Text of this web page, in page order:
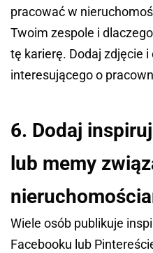
pracować w
Twoim zespole i
tę karierę. Dodaj zdjęcie i
interesującego o
6. Dodaj
lub memy
Wiele osób publikuje
Facebooku lub